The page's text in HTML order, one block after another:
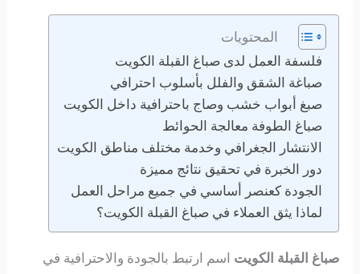
المحتويات
فلسفة العمل لدى صباغ القبلة الكويت
صباغة الشقق والفلل بأسلوب احترافي
صبغ أبواب خشب وصاج باحترافية داخل الكويت
صباغ الطوفة معالجة الحوائط
الانتشار الجغرافي وخدمة مختلف مناطق الكويت
دور الخبرة في تحقيق نتائج مميزة
الجودة كعنصر أساسي في جميع مراحل العمل
لماذا يثق العملاء في صباغ القبلة الكويت؟
صباغ القبلة الكويت اسم ارتبط بالجودة والاحترافية في